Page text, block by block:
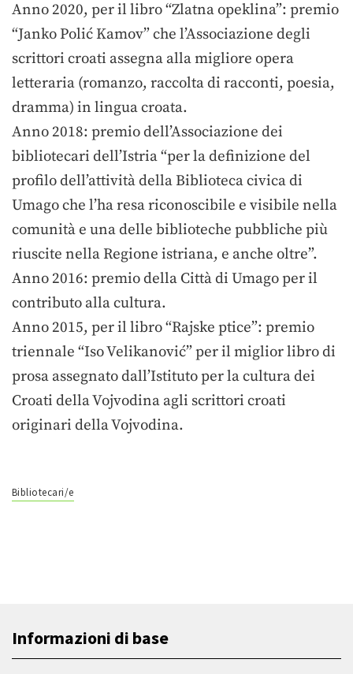
Anno 2020, per il libro “Zlatna opeklina”: premio
“Janko Polić Kamov” che l’Associazione degli
scrittori croati assegna alla migliore opera
letteraria (romanzo, raccolta di racconti, poesia,
dramma) in lingua croata.
Anno 2018: premio dell’Associazione dei
bibliotecari dell’Istria “per la definizione del
profilo dell’attività della Biblioteca civica di
Umago che l’ha resa riconoscibile e visibile nella
comunità e una delle biblioteche pubbliche più
riuscite nella Regione istriana, e anche oltre”.
Anno 2016: premio della Città di Umago per il
contributo alla cultura.
Anno 2015, per il libro “Rajske ptice”: premio
triennale “Iso Velikanović” per il miglior libro di
prosa assegnato dall’Istituto per la cultura dei
Croati della Vojvodina agli scrittori croati
originari della Vojvodina.
Bibliotecari/e
Informazioni di base